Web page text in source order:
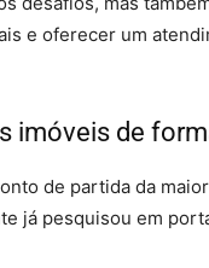
e oferecer um
imóveis de
de partida da
já pesquisou em